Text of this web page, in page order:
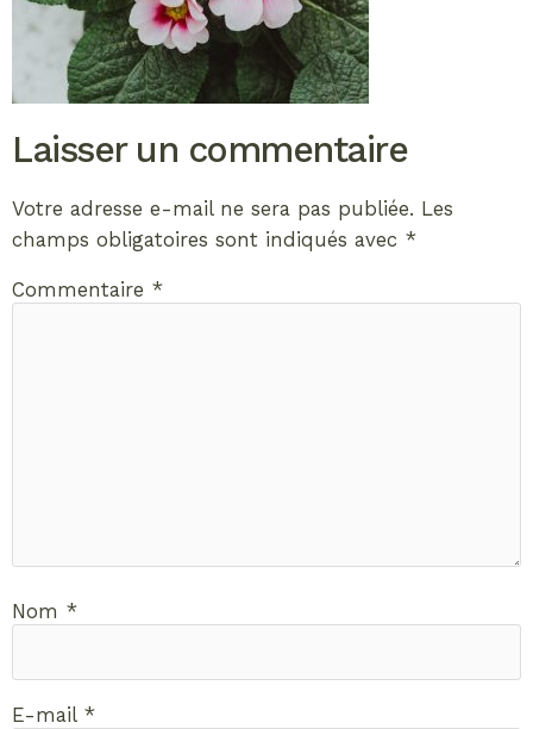
Laisser un commentaire
Votre adresse e-mail ne sera pas publiée. Les
champs obligatoires sont indiqués avec *
Commentaire *
Nom *
E-mail *